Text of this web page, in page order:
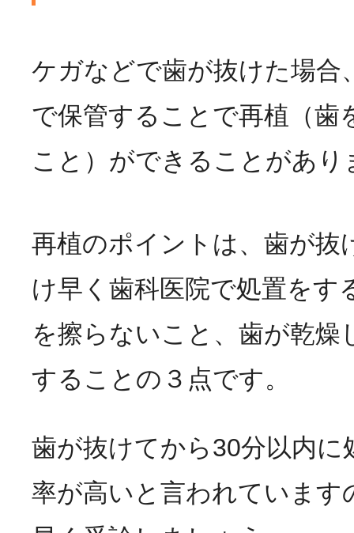
ケガなどで歯が抜けた場合
で保管することで再植（歯
こと）ができることがあり
再植のポイントは、歯が抜
け早く歯科医院で処置をす
を擦らないこと、歯が乾燥
することの３点です。
歯が抜けてから30分以内に
率が高いと言われています